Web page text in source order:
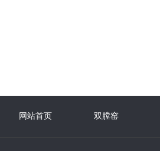
网站首页 双膛窑